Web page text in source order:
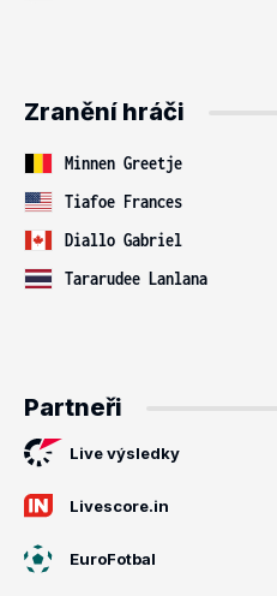
Zranění hráči
Minnen Greetje
Tiafoe Frances
Diallo Gabriel
Tararudee Lanlana
Partneři
Live výsledky
Livescore.in
EuroFotbal